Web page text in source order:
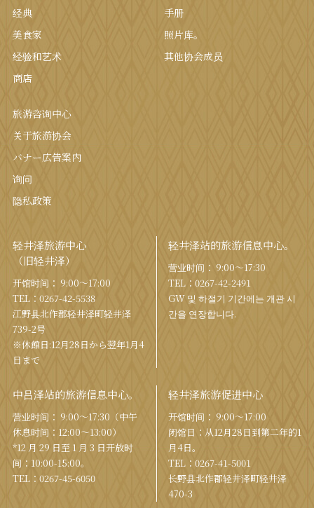
经典
美食家
经验和艺术
商店
手册
照片库。
其他协会成员
旅游咨询中心
关于旅游协会
バナー広告案内
询问
隐私政策
轻井泽旅游中心
（旧轻井泽）
开馆时间： 9:00〜17:00
TEL： 0267-42-5538
江野县北作郡轻井泽町轻井泽
739-2号
※休館日:12月28日から翌年1月4
日まで
轻井泽站的旅游信息中心。
营业时间： 9:00〜17:30
TEL： 0267-42-2491
GW 및 하절기 기간에는 개관 시
간을 연장합니다.
中吕泽站的旅游信息中心。
营业时间： 9:00〜17:30（中午
休息时间：12:00〜13:00）
*12 月 29 日至 1 月 3 日开放时
间：10:00-15:00。
TEL： 0267-45-6050
轻井泽旅游促进中心
开馆时间： 9:00〜17:00
闭馆日：从12月28日到第二年的1
月4日。
TEL： 0267-41-5001
长野县北作郡轻井泽町轻井泽
470-3